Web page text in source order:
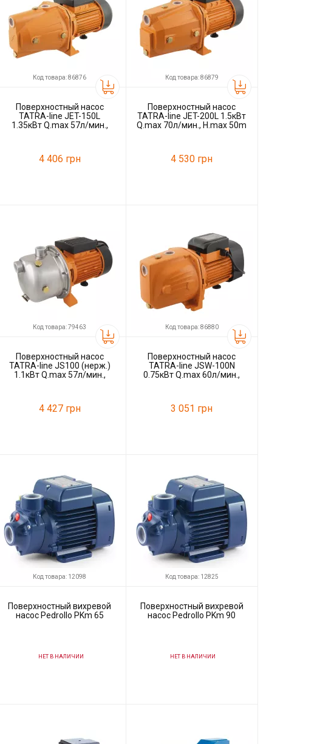
Код товара: 86876
Поверхностный насос
TATRA-line JET-150L
1.35кВт Q.max 57л/мин.,
4 406 грн
Код товара: 86879
Поверхностный насос
TATRA-line JET-200L 1.5кВт
Q.max 70л/мин., H.max 50m
4 530 грн
Код товара: 79463
Поверхностный насос
TATRA-line JS100 (нерж.)
1.1кВт Q.max 57л/мин.,
4 427 грн
Код товара: 86880
Поверхностный насос
TATRA-line JSW-100N
0.75кВт Q.max 60л/мин.,
3 051 грн
Код товара: 12098
Поверхностный вихревой
насос Pedrollo PKm 65
НЕТ В НАЛИЧИИ
Код товара: 12825
Поверхностный вихревой
насос Pedrollo PKm 90
НЕТ В НАЛИЧИИ